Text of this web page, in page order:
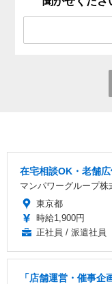
在宅相談OK・老舗
マンパワーグループ株
東京都
時給1,900円
正社員 / 派遣社員
「店舗運営・催事